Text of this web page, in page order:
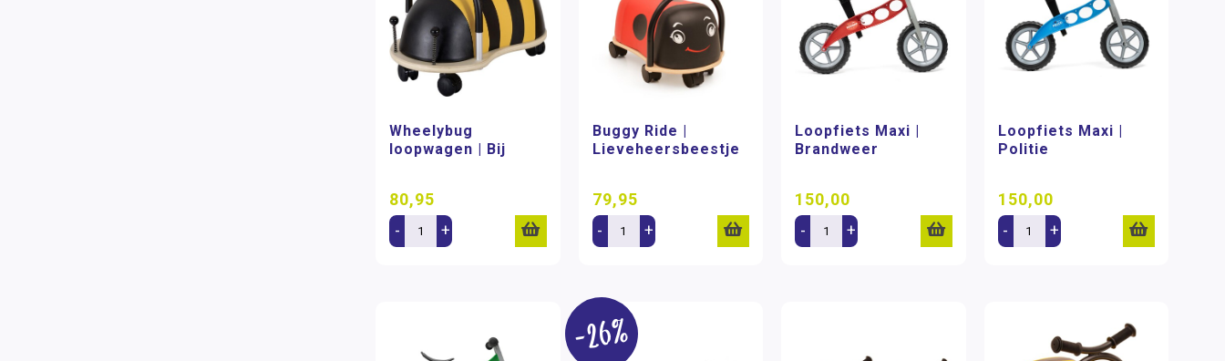
Wheelybug
loopwagen | Bij
80,95
- +
Buggy Ride |
Lieveheersbeestje
79,95
- +
Loopfiets Maxi |
Brandweer
150,00
- +
Loopfiets Maxi |
Politie
150,00
- +
-26%